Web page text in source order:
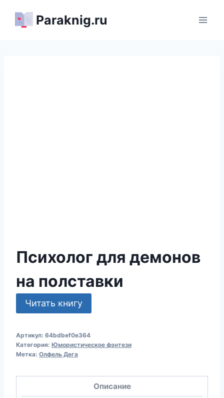
Paraknig.ru
Психолог для демонов
на полставки
Читать книгу
Артикул: 64bdbef0e364
Категория: Юмористическое фэнтези
Метка: Олфель Дега
Описание